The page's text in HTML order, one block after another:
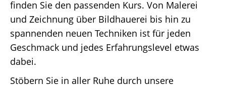
finden Sie den passenden Kurs. Von Malerei
und Zeichnung über Bildhauerei bis hin zu
spannenden neuen Techniken ist für jeden
Geschmack und jedes Erfahrungslevel etwas
dabei.
Stöbern Sie in aller Ruhe durch unsere